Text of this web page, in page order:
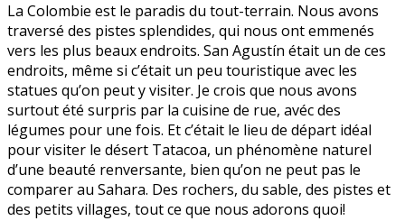
La Colombie est le paradis du tout-terrain. Nous avons
traversé des pistes splendides, qui nous ont emmenés
vers les plus beaux endroits. San Agustín était un de ces
endroits, même si c’était un peu touristique avec les
statues qu’on peut y visiter. Je crois que nous avons
surtout été surpris par la cuisine de rue, avéc des
légumes pour une fois. Et c’était le lieu de départ idéal
pour visiter le désert Tatacoa, un phénomène naturel
d’une beauté renversante, bien qu’on ne peut pas le
comparer au Sahara. Des rochers, du sable, des pistes et
des petits villages, tout ce que nous adorons quoi!